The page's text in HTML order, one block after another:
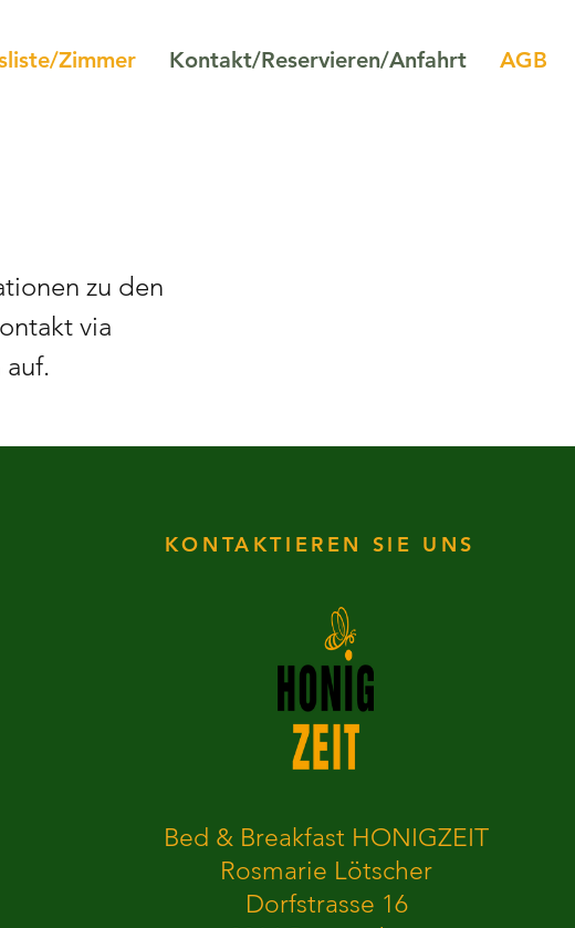
Zimmer Kontakt/Reservieren/Anfahrt AGB
zu den
via
KONTAKTIEREN SIE UNS
Bed & Breakfast HONIGZEIT
Rosmarie Lötscher
Dorfstrasse 16